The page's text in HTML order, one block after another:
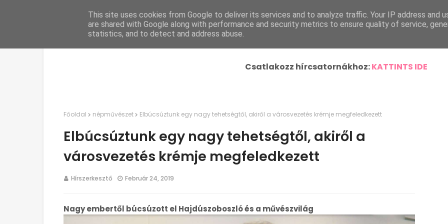
Címlap Helyi Hírek Ország-Világ Járásunk
Csatlakozz hírcsatornákhoz:KATTINTS IDE
Főoldal népművészet Elbúcsúztunk egy nagy tehetségtől, akiről a városvezetés krémje megfeledkezett
Elbúcsúztunk egy nagy tehetségtől, akiről a
városvezetés krémje megfeledkezett
Hírszerkesztő Február 24, 2019
Nagy embertől búcsúzott el Hajdúszoboszló és a művészvilág
This site uses cookies from Google to deliver its services and to analyze traffic. Your IP address and
are shared with Google along with performance and security metrics to ensure quality of service,
statistics, and to detect and address abuse.